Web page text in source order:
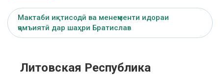
Мактаби иқтисодӣ ва менеҷменти идораи
ҷамъиятӣ дар шаҳри Братислав
Литовская Республика